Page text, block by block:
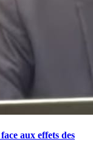
aux effets des